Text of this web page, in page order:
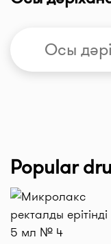
Popular